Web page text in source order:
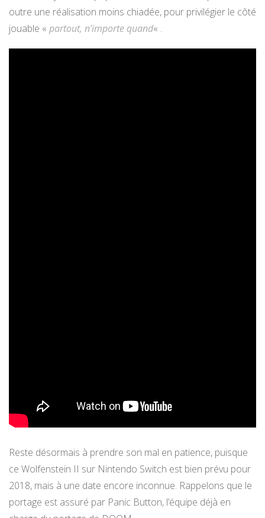
outre une réalisation moins chiadée, pour privilégier le côté
jouable « partout, n’importe quand« .
Reste désormais à prendre son mal en patience, puisque
ce Wolfenstein II sur Nintendo Switch est bien prévu pour
2018, mais à une date encore inconnue. Rappelons que le
portage est assuré par Panic Button, l’équipe déjà en